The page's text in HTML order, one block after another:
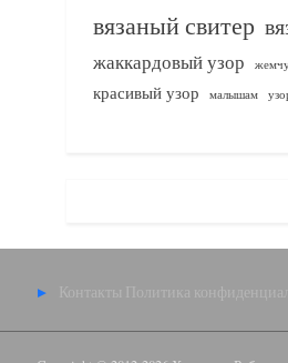
вязаный свитер
жаккардовый узор
красивый узор малышам
Контакты Политика